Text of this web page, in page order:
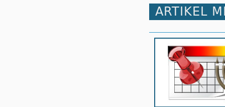
ARTIKEL